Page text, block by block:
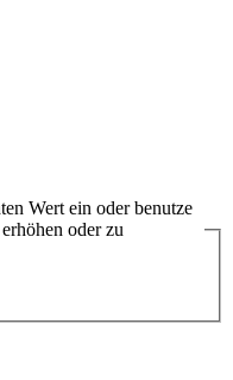
Wert ein oder benutze
oder zu